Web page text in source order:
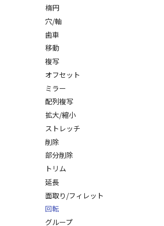
寸法の関連付け
寸法の整列
ハッチングを編集
楕円
穴/軸
歯車
移動
複写
オフセット
ミラー
配列複写
拡大/縮小
ストレッチ
削除
部分削除
トリム
延長
面取り/フィレット
回転
グループ